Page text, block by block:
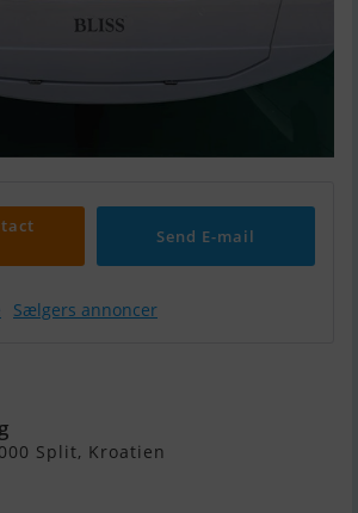
Send E-mail
Sælgers annoncer
Split, Kroatien